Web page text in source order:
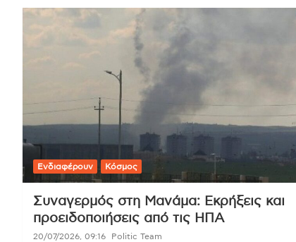
Ενδιαφέρουν Κόσμος
Συναγερμός στη Μανάμα: Εκρήξεις και
προειδοποιήσεις από τις ΗΠΑ
20/07/2026, 09:16 Politic Team